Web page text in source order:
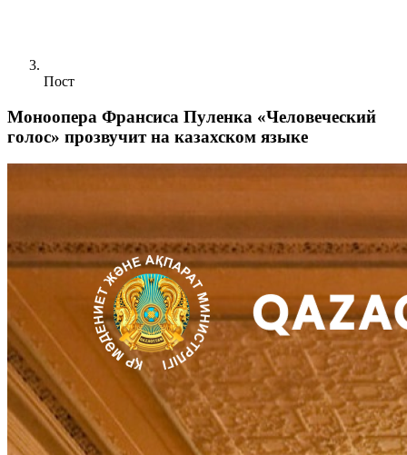
Пост
Моноопера Франсиса Пуленка «Человеческий
голос» прозвучит на казахском языке